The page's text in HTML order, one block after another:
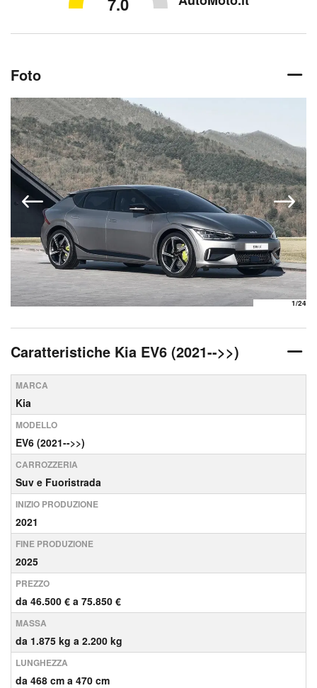
Foto
1/24
Caratteristiche Kia EV6 (2021-->>)
MARCA
Kia
MODELLO
EV6 (2021-->>)
CARROZZERIA
Suv e Fuoristrada
INIZIO PRODUZIONE
2021
FINE PRODUZIONE
2025
PREZZO
da 46.500 € a 75.850 €
MASSA
da 1.875 kg a 2.200 kg
LUNGHEZZA
da 468 cm a 470 cm